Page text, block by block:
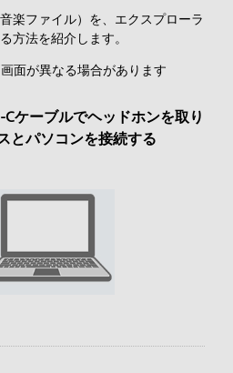
楽ファイル）を、エクスプローラ
方法を紹介します。
面が異なる場合があります
Cケーブルでヘッドホンを取り
とパソコンを接続する